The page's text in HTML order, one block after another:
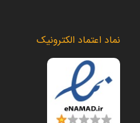
نماد اعتماد الکترونیک